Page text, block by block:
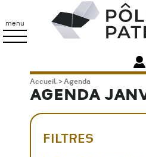
contenu
principal
menu
Patrimoine
Fil
d'Ariane
Accueil Agenda
AGENDA
FILTRES